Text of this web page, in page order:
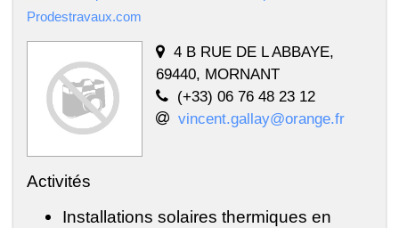
Prodestravaux.com
4 B RUE DE L ABBAYE,
69440, MORNANT
(+33) 06 76 48 23 12
vincent.gallay@orange.fr
Activités
Installations solaires thermiques en